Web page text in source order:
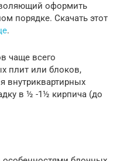
оформить
порядке. Скачать этот
.
чаще всего
плит или блоков,
внутриквартирных
в ½ -1½ кирпича (до